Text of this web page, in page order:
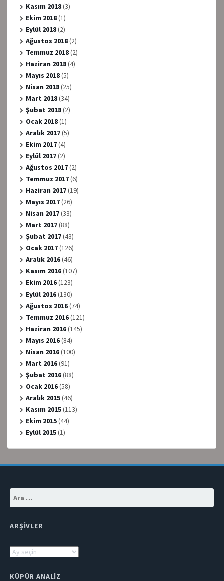
Kasım 2018(3)
Ekim 2018(1)
Eylül 2018(2)
Ağustos 2018(2)
Temmuz 2018(2)
Haziran 2018(4)
Mayıs 2018(5)
Nisan 2018(25)
Mart 2018(34)
Şubat 2018(2)
Ocak 2018(1)
Aralık 2017(5)
Ekim 2017(4)
Eylül 2017(2)
Ağustos 2017(2)
Temmuz 2017(6)
Haziran 2017(19)
Mayıs 2017(26)
Nisan 2017(33)
Mart 2017(88)
Şubat 2017(43)
Ocak 2017(126)
Aralık 2016(46)
Kasım 2016(107)
Ekim 2016(123)
Eylül 2016(130)
Ağustos 2016(74)
Temmuz 2016(121)
Haziran 2016(145)
Mayıs 2016(84)
Nisan 2016(100)
Mart 2016(91)
Şubat 2016(88)
Ocak 2016(58)
Aralık 2015(46)
Kasım 2015(113)
Ekim 2015(44)
Eylül 2015(1)
ARŞIVLER
Arşivler
KÜPÜR ANALIZ